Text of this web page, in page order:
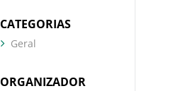
CATEGORIAS
Geral
ORGANIZADOR